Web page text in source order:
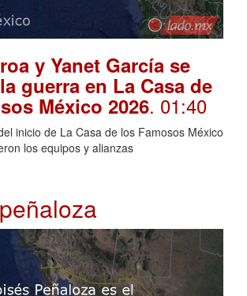
y Yanet García se
guerra en La Casa de
México 2026. 01:40
inicio de La Casa de los Famosos México
los equipos y alianzas